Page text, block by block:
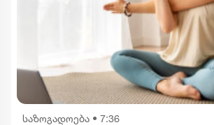
საზოგადოება • 7:36